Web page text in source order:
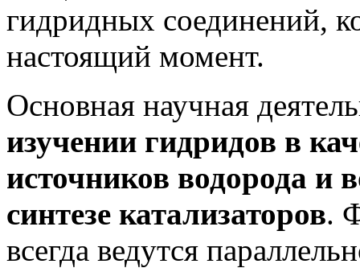
гидридных соединений,
настоящий момент.
Основная научная
изучении гидридов в
источников водорода и
синтезе катализаторов.
всегда ведутся